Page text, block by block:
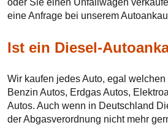
eine Anfrage bei unserem
Ist ein Diesel-
Wir kaufen jedes Auto, egal welchen
Benzin Autos, Erdgas Autos,
Autos. Auch wenn in Deutschland
der Abgasverordnung nicht mehr